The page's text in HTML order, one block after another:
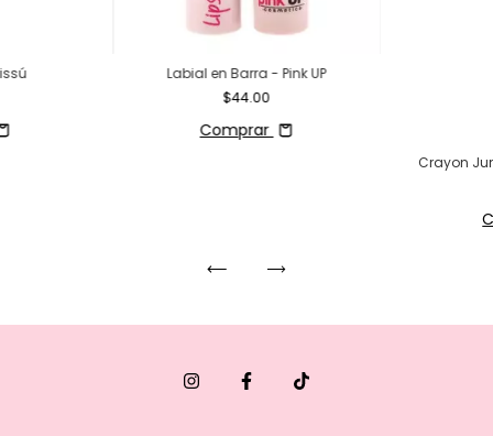
Labial en Barra - Pink UP
$44.00
Comprar
Crayon